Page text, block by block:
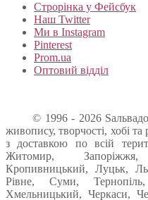
Строрінка у Фейсбук
Наш Twitter
Ми в Instagram
Pinterest
Prom.ua
Оптовий відділ
© 1996 - 2026 Sальвадор
живопису, творчості, хобі
з доставкою по всій
Житомир, Запоріжжя,
Кропивницький, Луцьк,
Рівне, Суми,
Хмельницький, Черкаси,